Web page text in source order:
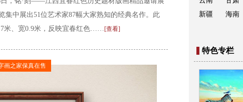
集中展出51位艺术家87幅大家熟知的经典名作。此
米、宽0.9米，反映宜春红色…… [查看]
画之家保真在售
新疆
海南
特色专栏